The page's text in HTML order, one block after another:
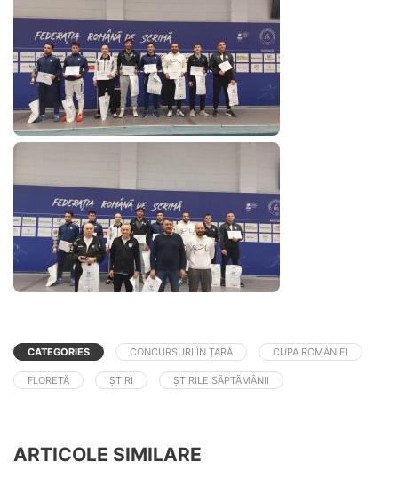
CATEGORIES CONCURSURI ÎN ȚARĂ CUPA ROMÂNIEI
FLORETĂ ȘTIRI ȘTIRILE SĂPTĂMÂNII
ARTICOLE SIMILARE